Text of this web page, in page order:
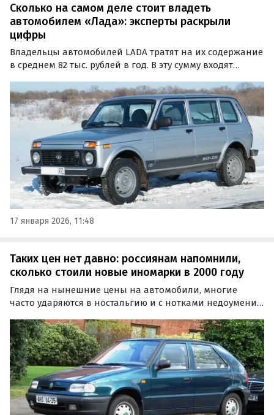
Сколько на самом деле стоит владеть
автомобилем «Лада»: эксперты раскрыли
цифры
Владельцы автомобилей LADA тратят на их содержание
в среднем 82 тыс. рублей в год. В эту сумму входят
обслуживание и транспортный налог, сообщает портал
110km.ru. В сравнении с LADA более экономичными
являются машины сразу четырех марок.
17 января 2026, 11:48
Таких цен нет давно: россиянам напомнили,
сколько стоили новые иномарки в 2000 году
Глядя на нынешние цены на автомобили, многие
часто ударяются в ностальгию и с нотками недоумения
десять или даже 20 лет назад. Портал Quto решил
заглянуть дальше и нашел архивные прайс-листы, по
которым продавались автомобили в России в 2000
году.